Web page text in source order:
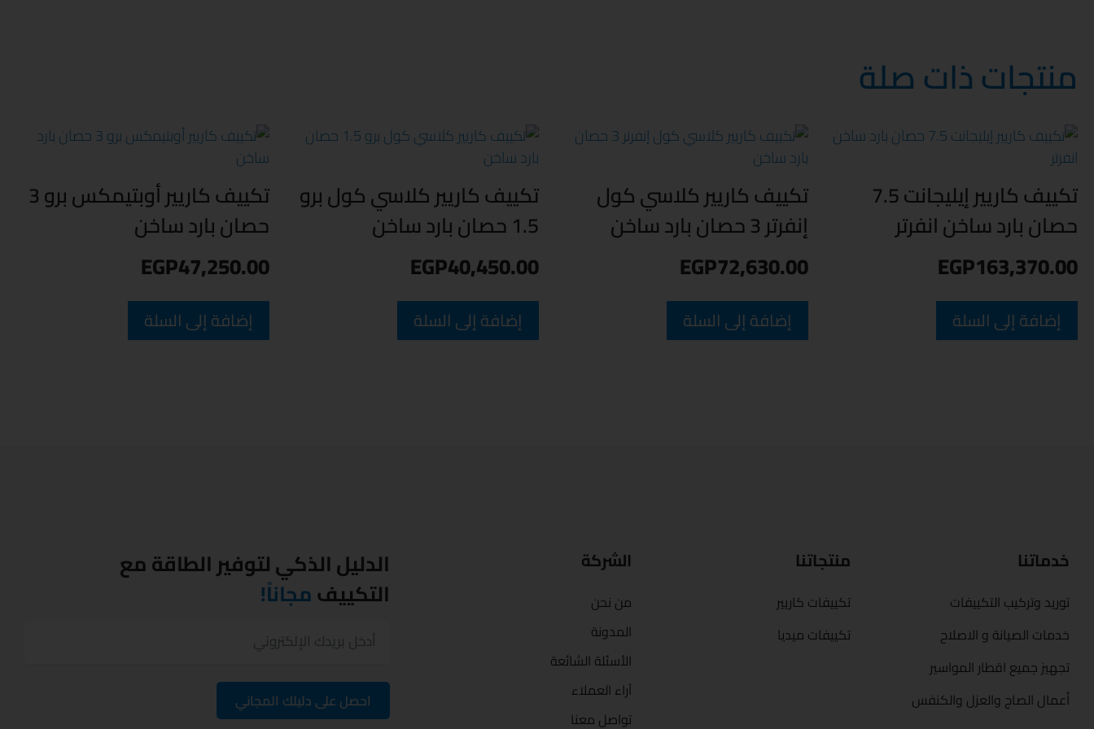
منتجات ذات صلة
تكييف كاريير إيليجانت 7.5
حصان بارد ساخن انفرتر
EGP163,370.00
إضافة إلى السلة
تكييف كاريير كلاسي كول
إنفرتر 3 حصان بارد ساخن
EGP72,630.00
إضافة إلى السلة
تكييف كاريير كلاسي كول برو
1.5 حصان بارد ساخن
EGP40,450.00
إضافة إلى السلة
تكييف كاريير أوبتيمكس برو 3
حصان بارد ساخن
EGP47,250.00
إضافة إلى السلة
خدماتنا
توريد وتركيب التكييفات
خدمات الصيانة و الاصلاح
تجهيز جميع اقطار المواسير
أعمال الصاج والعزل والكنفس
منتجاتنا
تكييفات كاريير
تكييفات ميديا
الشركة
من نحن
المدونة
الأسئلة الشائعة
آراء العملاء
تواصل معنا
الدليل الذكي لتوفير الطاقة مع
التكييفمجاناً!
احصل على دليلك المجاني